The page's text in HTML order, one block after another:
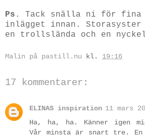
Ps . Tack snälla ni för
inlägget innan.
en trollslända och en
Malin på pastill.nu kl. 19:16
17 kommentarer:
ELINAS inspiration 11 mars
Ha, ha, ha. Känner igen
Vår minsta är snart tre.